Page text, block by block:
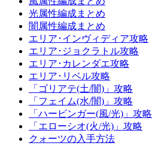
光属性編成まとめ
闇属性編成まとめ
エリア･インヴィディア攻略
エリア･ジョクラトル攻略
エリア･カレンダエ攻略
エリア･リベル攻略
「ゴリアテ(土/闇)」攻略
「フェイム(水/闇)」攻略
「ハービンガー(風/光)」攻略
「エローシオ(火/光)」攻略
クォーツの入手方法